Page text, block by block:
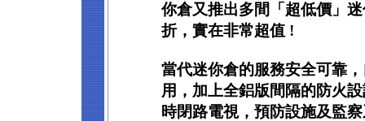
你倉又推出多間「超低價」
折，實在非常超值 !
當代迷你倉的服務安全可靠
用，加上全鋁版間隔的防火
時閉路電視，預防設施及監